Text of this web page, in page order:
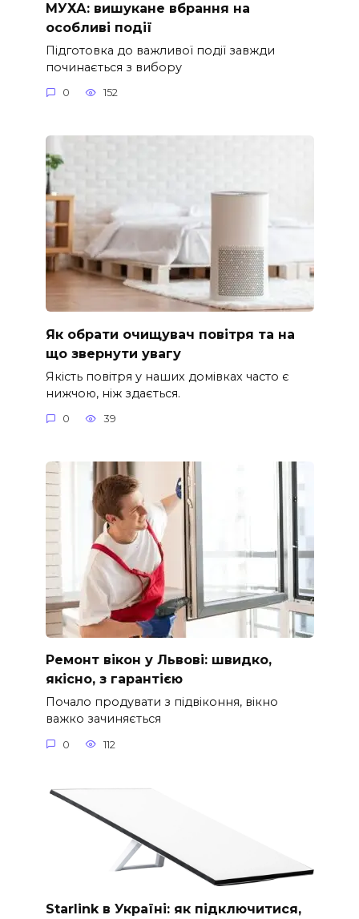
МУХА: вишукане вбрання на
особливі події
Підготовка до важливої події завжди
починається з вибору
0 152
Як обрати очищувач повітря та на
що звернути увагу
Якість повітря у наших домівках часто є
нижчою, ніж здається.
0 39
Ремонт вікон у Львові: швидко,
якісно, з гарантією
Почало продувати з підвіконня, вікно
важко зачиняється
0 112
Starlink в Україні: як підключитися,